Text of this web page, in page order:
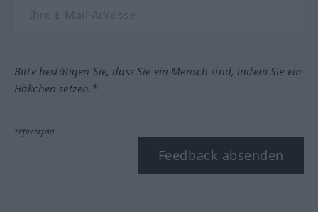
Bitte bestätigen Sie, dass Sie ein Mensch sind, indem Sie ein
Häkchen setzen.*
*Pflichtfeld
Feedback absenden